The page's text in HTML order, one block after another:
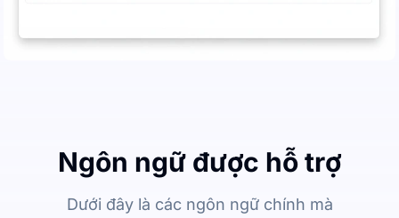
Ngôn ngữ được hỗ trợ
Dưới đây là các ngôn ngữ chính mà